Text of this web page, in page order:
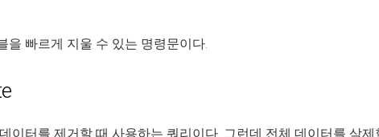
을 빠르게 지울 수 있는 명령문이다.
이터를 제거할 때 사용하는 쿼리이다. 그런데 전체 데이터를 삭제